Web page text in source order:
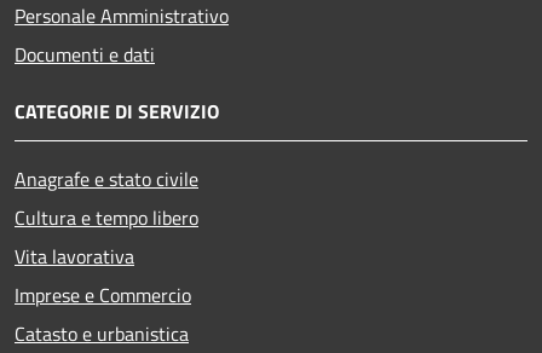
Personale Amministrativo
Documenti e dati
CATEGORIE DI SERVIZIO
Anagrafe e stato civile
Cultura e tempo libero
Vita lavorativa
Imprese e Commercio
Catasto e urbanistica